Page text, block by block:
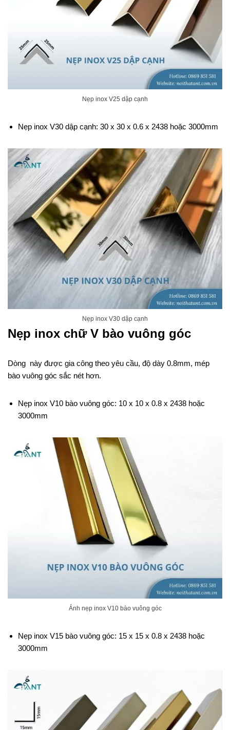
Nẹp inox V25 dập cạnh
Nẹp inox V30 dập cạnh: 30 x 30 x 0.6 x 2438 hoặc 3000mm
Nẹp inox V30 dập cạnh
Nẹp inox chữ V bào vuông góc
Dòng này được gia công theo yêu cầu, độ dày 0.8mm, mép
bào vuông góc sắc nét hơn.
Nẹp inox V10 bào vuông góc: 10 x 10 x 0.8 x 2438 hoặc
3000mm
Ảnh nẹp inox V10 bào vuông góc
Nẹp inox V15 bào vuông góc: 15 x 15 x 0.8 x 2438 hoặc
3000mm